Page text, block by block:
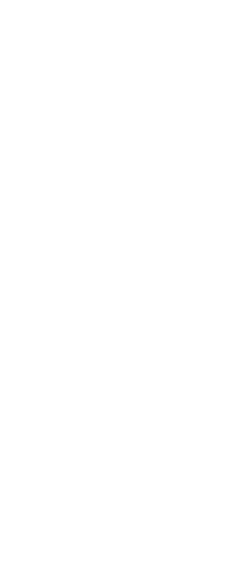
projet à notre service